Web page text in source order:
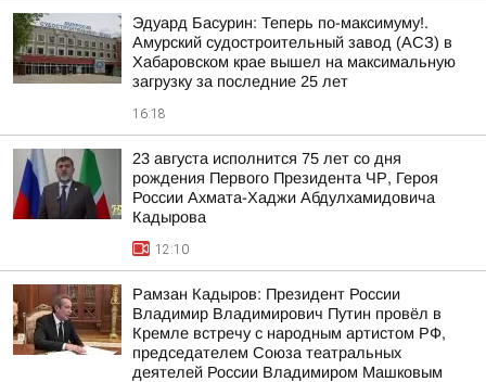
Эдуард Басурин: Теперь по-максимуму!.
Амурский судостроительный завод (АСЗ) в
Хабаровском крае вышел на максимальную
загрузку за последние 25 лет
16:18
23 августа исполнится 75 лет со дня
рождения Первого Президента ЧР, Героя
России Ахмата-Хаджи Абдулхамидовича
Кадырова
12:10
Рамзан Кадыров: Президент России
Владимир Владимирович Путин провёл в
Кремле встречу с народным артистом РФ,
председателем Союза театральных
деятелей России Владимиром Машковым